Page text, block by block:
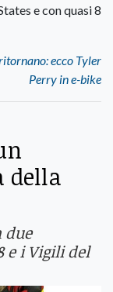
e con quasi 8
ecco Tyler
Perry in e-bike
della
due
e i Vigili del